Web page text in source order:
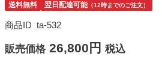
送料無料 翌日配達可能（12時までのご注文）
商品ID ta-532
販売価格 26,800円 税込